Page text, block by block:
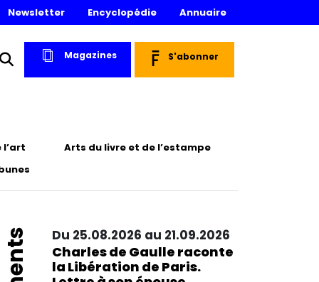
Newsletter Encyclopédie Annuaire
Magazines S'abonner
l’art
Arts du livre et de l’estampe
Du 25.08.2026 au 21.09.2026
Charles de Gaulle raconte
la Libération de Paris.